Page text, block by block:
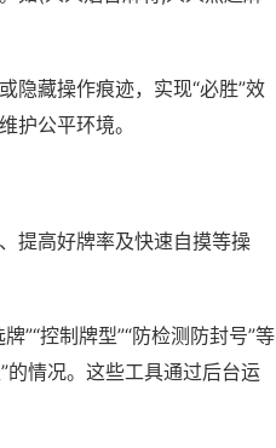
隐藏操作痕迹，实现“必胜”效
护公平环境。
提高好牌率及快速自摸等操
”“控制牌型”“防检测防封号”等
的情况。这些工具通过后台运